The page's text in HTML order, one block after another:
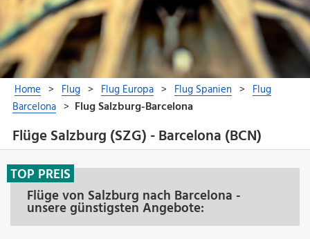
Flüge Salzburg (SZG) - Barcelona (BCN)
Flüge von Salzburg nach Barcelona -
unsere günstigsten Angebote:
TOP PREIS